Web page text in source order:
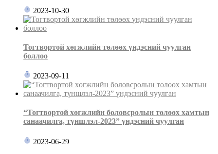
2023-10-30
Тогтвортой хөгжлийн төлөөх үндэсний чуулган
боллоо
2023-09-11
“Тогтвортой хөгжлийн боловсролын төлөөх хамтын
санаачилга, түншлэл-2023” үндэсний чуулган
2023-06-29